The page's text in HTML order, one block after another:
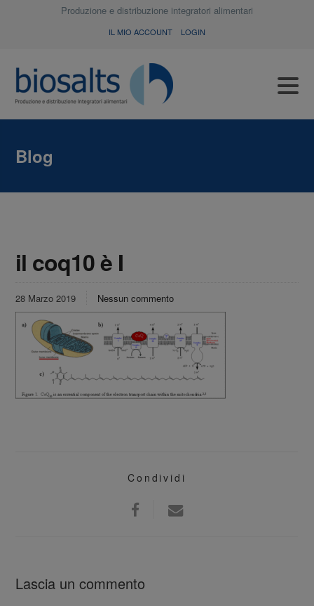
Produzione e distribuzione integratori alimentari
IL MIO ACCOUNT LOGIN
Blog
il coq10 è I
28 Marzo 2019 Nessun commento
Condividi
Lascia un commento